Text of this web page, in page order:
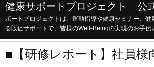
健康サポートプロジェクト 公
ポートプロジェクトは、運動指導や健康セミナー、健
る販促サポートで、皆様のWell-Beingの実現のお手伝
■【研修レポート】社員様